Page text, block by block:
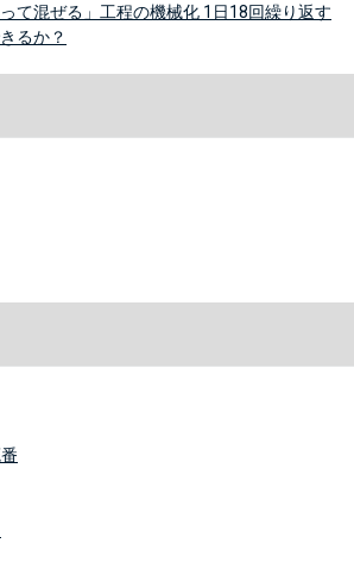
て混ぜる」工程の機械化 1日18回繰り返す
るか？